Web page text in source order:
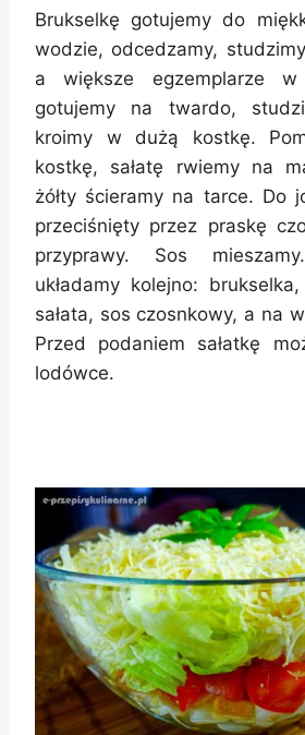
Brukselkę gotujemy do
wodzie, odcedzamy,
a większe egzemplarze
gotujemy na twardo,
kroimy w dużą kostkę.
kostkę, sałatę rwiemy na
żółty ścieramy na tarce. Do
przeciśnięty przez praskę
przyprawy. Sos
układamy kolejno:
sałata, sos czosnkowy, a na
Przed podaniem sałatkę
lodówce.